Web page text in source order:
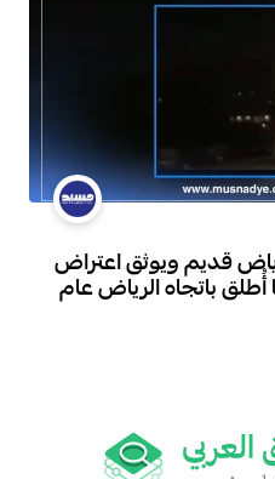
قديم ويوثق اعتراض
باتجاه الرياض عام